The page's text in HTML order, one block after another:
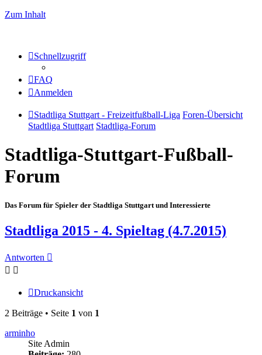
Zum Inhalt
Schnellzugriff
FAQ
Anmelden
Stadtliga Stuttgart - Freizeitfußball-Liga Foren-Übersicht
Stadtliga Stuttgart Stadtliga-Forum
Stadtliga-Stuttgart-Fußball-
Forum
Das Forum für Spieler der Stadtliga Stuttgart und Interessierte
Stadtliga 2015 - 4. Spieltag (4.7.2015)
Antworten
Druckansicht
2 Beiträge • Seite 1 von 1
arminho
Site Admin